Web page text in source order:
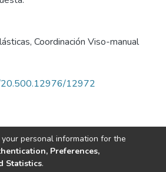
, Coordinación Viso-manual
20.500.12976/12972
personal information for the
Preferences,
Statistics.